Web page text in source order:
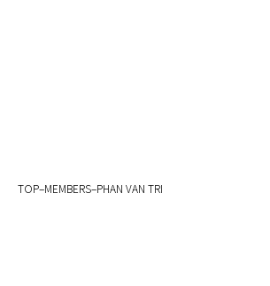
TOP–MEMBERS–PHAN VAN TRI